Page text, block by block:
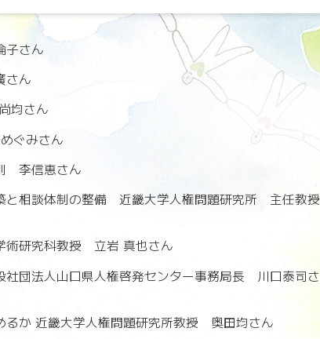
子さん
さん
均さん
ぐみさん
李信恵さん
と相談体制の整備 近畿大学人権問題研究所 主任教授
術研究科教授 立岩 真也さん
団法人山口県人権啓発センター事務局長 川口泰司さ
るか 近畿大学人権問題研究所教授 奥田均さん